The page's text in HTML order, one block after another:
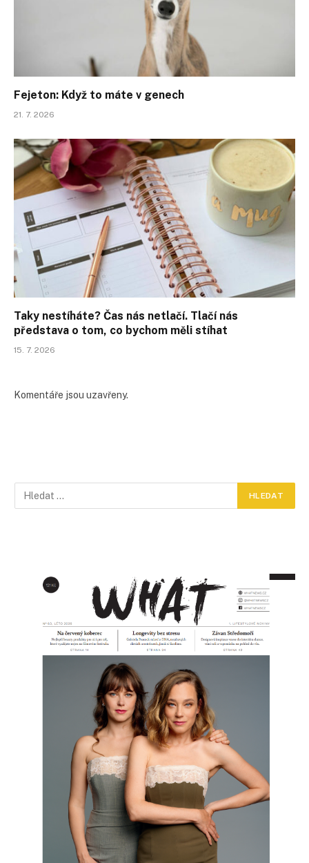
Fejeton: Když to máte v genech
21. 7. 2026
Taky nestíháte? Čas nás netlačí. Tlačí nás
představa o tom, co bychom měli stíhat
15. 7. 2026
Komentáře jsou uzavřeny.